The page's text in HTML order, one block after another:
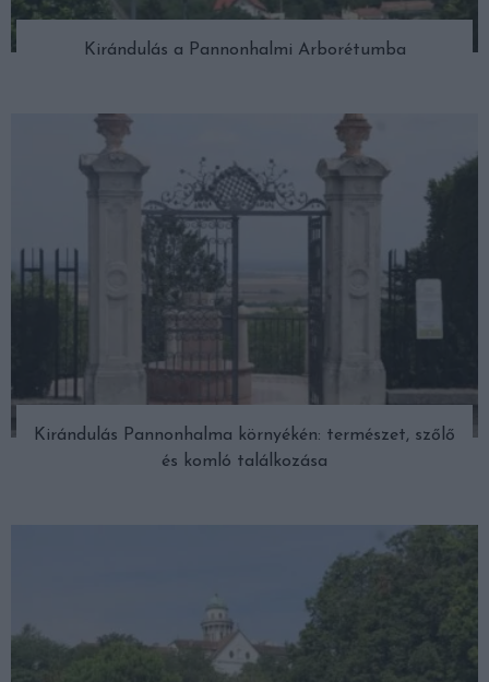
Kirándulás a Pannonhalmi Arborétumba
Kirándulás Pannonhalma környékén: természet, szőlő
és komló találkozása